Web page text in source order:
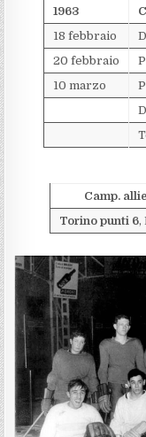
1963
18 febbraio
20 febbraio
10 marzo
Camp.
Torino punti 6,